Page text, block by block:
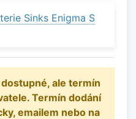
Sinks Enigma S
ale termín
Termín dodání
emailem nebo na